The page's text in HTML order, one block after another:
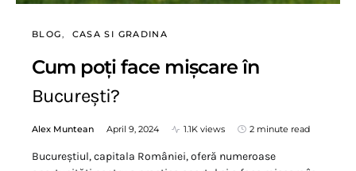
BLOG CASA SI GRADINA
Cum poți face mișcare în
București?
Alex Muntean April 9, 2024 1.1K views 2 minute read
Bucureștiul, capitala României, oferă numeroase